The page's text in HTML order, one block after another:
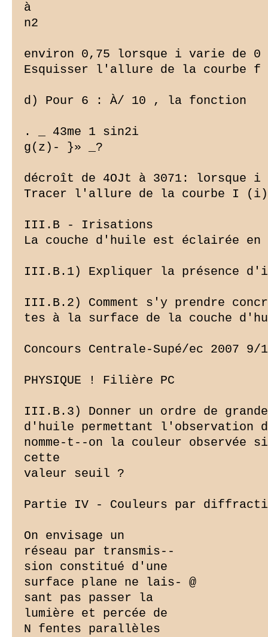
à
n2
environ 0,75 lorsque i varie de
Esquisser l'allure de la courbe
d) Pour 6 : À/ 10 , la fonction
. _ 43me 1 sin2i
g(z)- }» _?
décroît de 4OJt à 3071: lorsque
Tracer l'allure de la courbe I
III.B - Irisations
La couche d'huile est éclairée en
III.B.1) Expliquer la présence
III.B.2) Comment s'y prendre
tes à la surface de la couche
Concours Centrale-Supé/ec 2007 9/
PHYSIQUE ! Filière PC
III.B.3) Donner un ordre de
d'huile permettant l'observation
nomme-t--on la couleur
cette
valeur seuil ?
Partie IV - Couleurs par
On envisage un
réseau par transmis--
sion constitué d'une
surface plane ne lais- @
sant pas passer la
lumière et percée de
N fentes parallèles